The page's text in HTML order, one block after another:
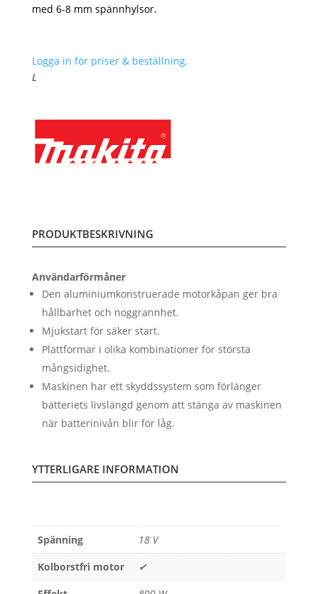
med 6-8 mm spännhylsor.
Logga in för priser & beställning.
L
PRODUKTBESKRIVNING
Användarförmåner
Den aluminiumkonstruerade motorkåpan ger bra
hållbarhet och noggrannhet.
Mjukstart för säker start.
Plattformar i olika kombinationer för största
mångsidighet.
Maskinen har ett skyddssystem som förlänger
batteriets livslängd genom att stänga av maskinen
när batterinivån blir för låg.
YTTERLIGARE INFORMATION
Spänning
18 V
Kolborstfri motor
✔